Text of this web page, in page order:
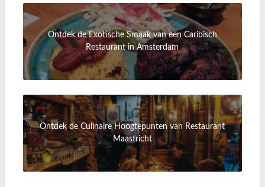
Ontdek de Exotische Smaak van een Caribisch
Restaurant in Amsterdam
Ontdek de Culinaire Hoogtepunten van Restaurant
Maastricht